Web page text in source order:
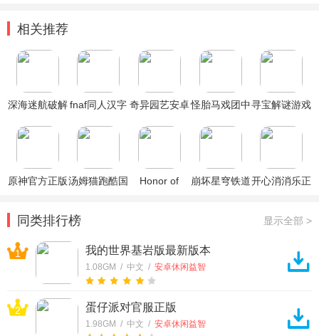
相关推荐
深海迷航破解
源版
fnaf同人汉字 奇异园艺安卓怪胎马戏团中寻宝解谜游戏
原神官方正版汤姆猫跑酷国
Honor of
崩坏星穹铁道开心消消乐正
同类排行榜 显示全部 >
1 我的世界基岩版最新版本
1.08GM / 中文 / 安卓休闲益智
2 蛋仔派对官服正版
1.98GM / 中文 / 安卓休闲益智